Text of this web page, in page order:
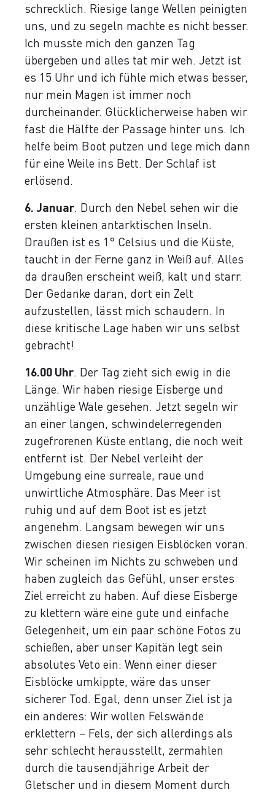
schrecklich. Riesige lange Wellen peinigten
uns, und zu segeln machte es nicht besser.
Ich musste mich den ganzen Tag
übergeben und alles tat mir weh. Jetzt ist
es 15 Uhr und ich fühle mich etwas besser,
nur mein Magen ist immer noch
durcheinander. Glücklicherweise haben wir
fast die Hälfte der Passage hinter uns. Ich
helfe beim Boot putzen und lege mich dann
für eine Weile ins Bett. Der Schlaf ist
erlösend.
6. Januar. Durch den Nebel sehen wir die
ersten kleinen antarktischen Inseln.
Draußen ist es 1° Celsius und die Küste,
taucht in der Ferne ganz in Weiß auf. Alles
da draußen erscheint weiß, kalt und starr.
Der Gedanke daran, dort ein Zelt
aufzustellen, lässt mich schaudern. In
diese kritische Lage haben wir uns selbst
gebracht!
16.00 Uhr. Der Tag zieht sich ewig in die
Länge. Wir haben riesige Eisberge und
unzählige Wale gesehen. Jetzt segeln wir
an einer langen, schwindelerregenden
zugefrorenen Küste entlang, die noch weit
entfernt ist. Der Nebel verleiht der
Umgebung eine surreale, raue und
unwirtliche Atmosphäre. Das Meer ist
ruhig und auf dem Boot ist es jetzt
angenehm. Langsam bewegen wir uns
zwischen diesen riesigen Eisblöcken voran.
Wir scheinen im Nichts zu schweben und
haben zugleich das Gefühl, unser erstes
Ziel erreicht zu haben. Auf diese Eisberge
zu klettern wäre eine gute und einfache
Gelegenheit, um ein paar schöne Fotos zu
schießen, aber unser Kapitän legt sein
absolutes Veto ein: Wenn einer dieser
Eisblöcke umkippte, wäre das unser
sicherer Tod. Egal, denn unser Ziel ist ja
ein anderes: Wir wollen Felswände
erklettern – Fels, der sich allerdings als
sehr schlecht herausstellt, zermahlen
durch die tausendjährige Arbeit der
Gletscher und in diesem Moment durch